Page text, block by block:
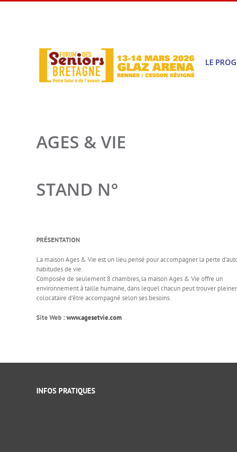
Passer
LE
AGES & VIE
STAND N°
PRÉSENTATION
La maison Ages & Vie est un lieu pensé pour accompagner la perte
habitudes de vie.
Composée de seulement 8 chambres, la maison Ages & Vie offre un
environnement à taille humaine, dans lequel chacun peut trouver
colocataire d’être accompagné selon ses besoins.
Site Web : www.agesetvie.com
INFOS PRATIQUES